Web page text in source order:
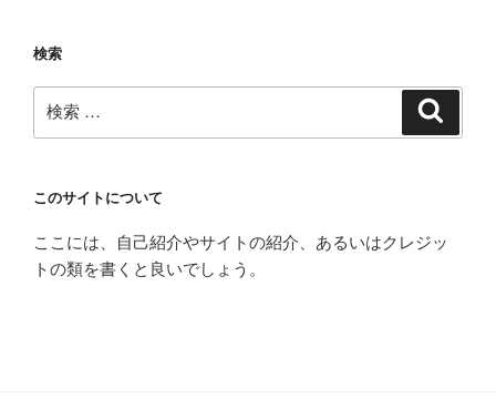
ー
シ
ョ
検索
索:
このサイトについて
ここには、自己紹介やサイトの紹介、あるいはクレジッ
トの類を書くと良いでしょう。